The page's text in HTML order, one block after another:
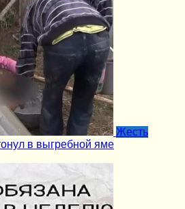
Жесть
в выгребной яме